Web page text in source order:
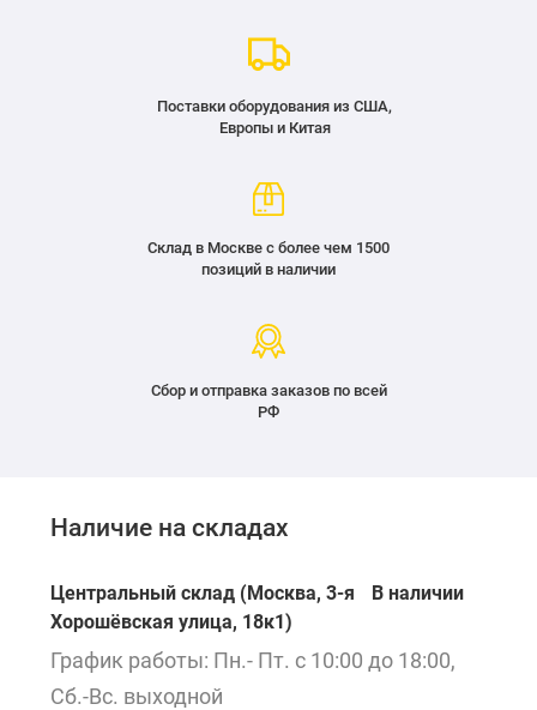
Поставки оборудования из США,
Европы и Китая
Склад в Москве с более чем 1500
позиций в наличии
Сбор и отправка заказов по всей
РФ
Наличие на складах
Центральный склад (Москва, 3-я
Хорошёвская улица, 18к1)
В наличии
График работы: Пн.- Пт. с 10:00 до 18:00,
Сб.-Вс. выходной